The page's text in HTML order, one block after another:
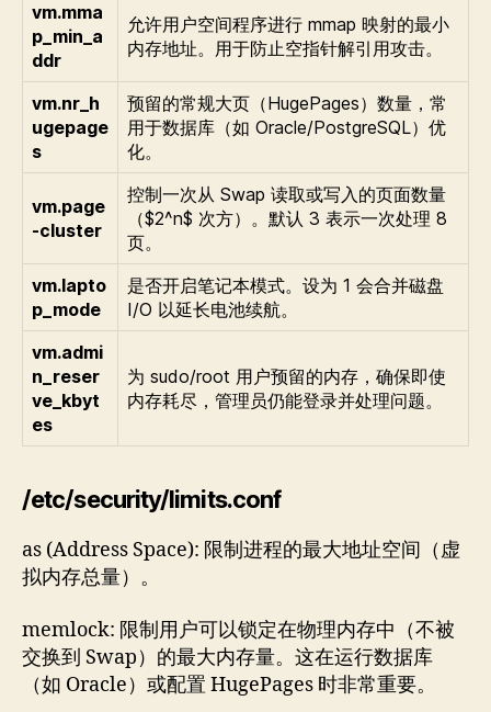
vm.mma
p_min_a
ddr
允许用户空间程序进行 mmap 映射的最小
内存地址。用于防止空指针解引用攻击。
vm.nr_h
ugepage
s
预留的常规大页（HugePages）数量，常
用于数据库（如 Oracle/PostgreSQL）优
化。
vm.page
-cluster
控制一次从 Swap 读取或写入的页面数量
（$2^n$ 次方）。默认 3 表示一次处理 8
页。
vm.lapto
p_mode
是否开启笔记本模式。设为 1 会合并磁盘
I/O 以延长电池续航。
vm.admi
n_reser
ve_kbyt
es
为 sudo/root 用户预留的内存，确保即使
内存耗尽，管理员仍能登录并处理问题。
/etc/security/limits.conf
as (Address Space): 限制进程的最大地址空间（虚
拟内存总量）。
memlock: 限制用户可以锁定在物理内存中（不被
交换到 Swap）的最大内存量。这在运行数据库
（如 Oracle）或配置 HugePages 时非常重要。